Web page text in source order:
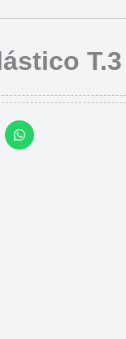
T.3